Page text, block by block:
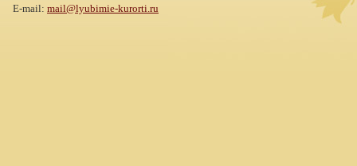
E-mail: mail@lyubimie-kurorti.ru